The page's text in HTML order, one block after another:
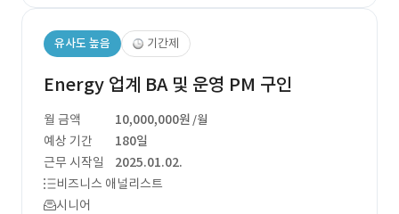
유사도 높음 기간제
Energy 업계 BA 및 운영 PM 구인
월 금액 10,000,000원 /월
예상 기간
180일
근무 시작일
2025.01.02.
비즈니스 애널리스트
시니어